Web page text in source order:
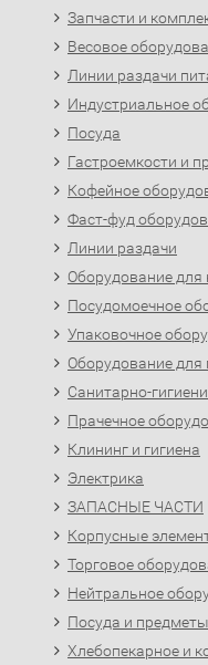
Запчасти и
Весовое
Линии раздачи
Индустриальное
Посуда
Гастроемкости и
Кофейное
Фаст-фуд
Линии раздачи
Оборудование для
Посудомоечное
Упаковочное
Оборудование для
Санитарно-
Прачечное
Клининг и гигиена
Электрика
ЗАПАСНЫЕ ЧАСТИ
Корпусные
Торговое
Нейтральное
Посуда и
Хлебопекарное и